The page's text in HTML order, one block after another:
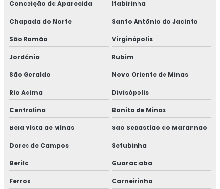
Conceição da Aparecida Itabirinha
Chapada do Norte Santo Antônio do Jacinto
São Romão Virginópolis
Jordânia Rubim
São Geraldo Novo Oriente de Minas
Rio Acima Divisópolis
Centralina Bonito de Minas
Bela Vista de Minas São Sebastião do Maranhão
Dores de Campos Setubinha
Berilo Guaraciaba
Ferros Carneirinho